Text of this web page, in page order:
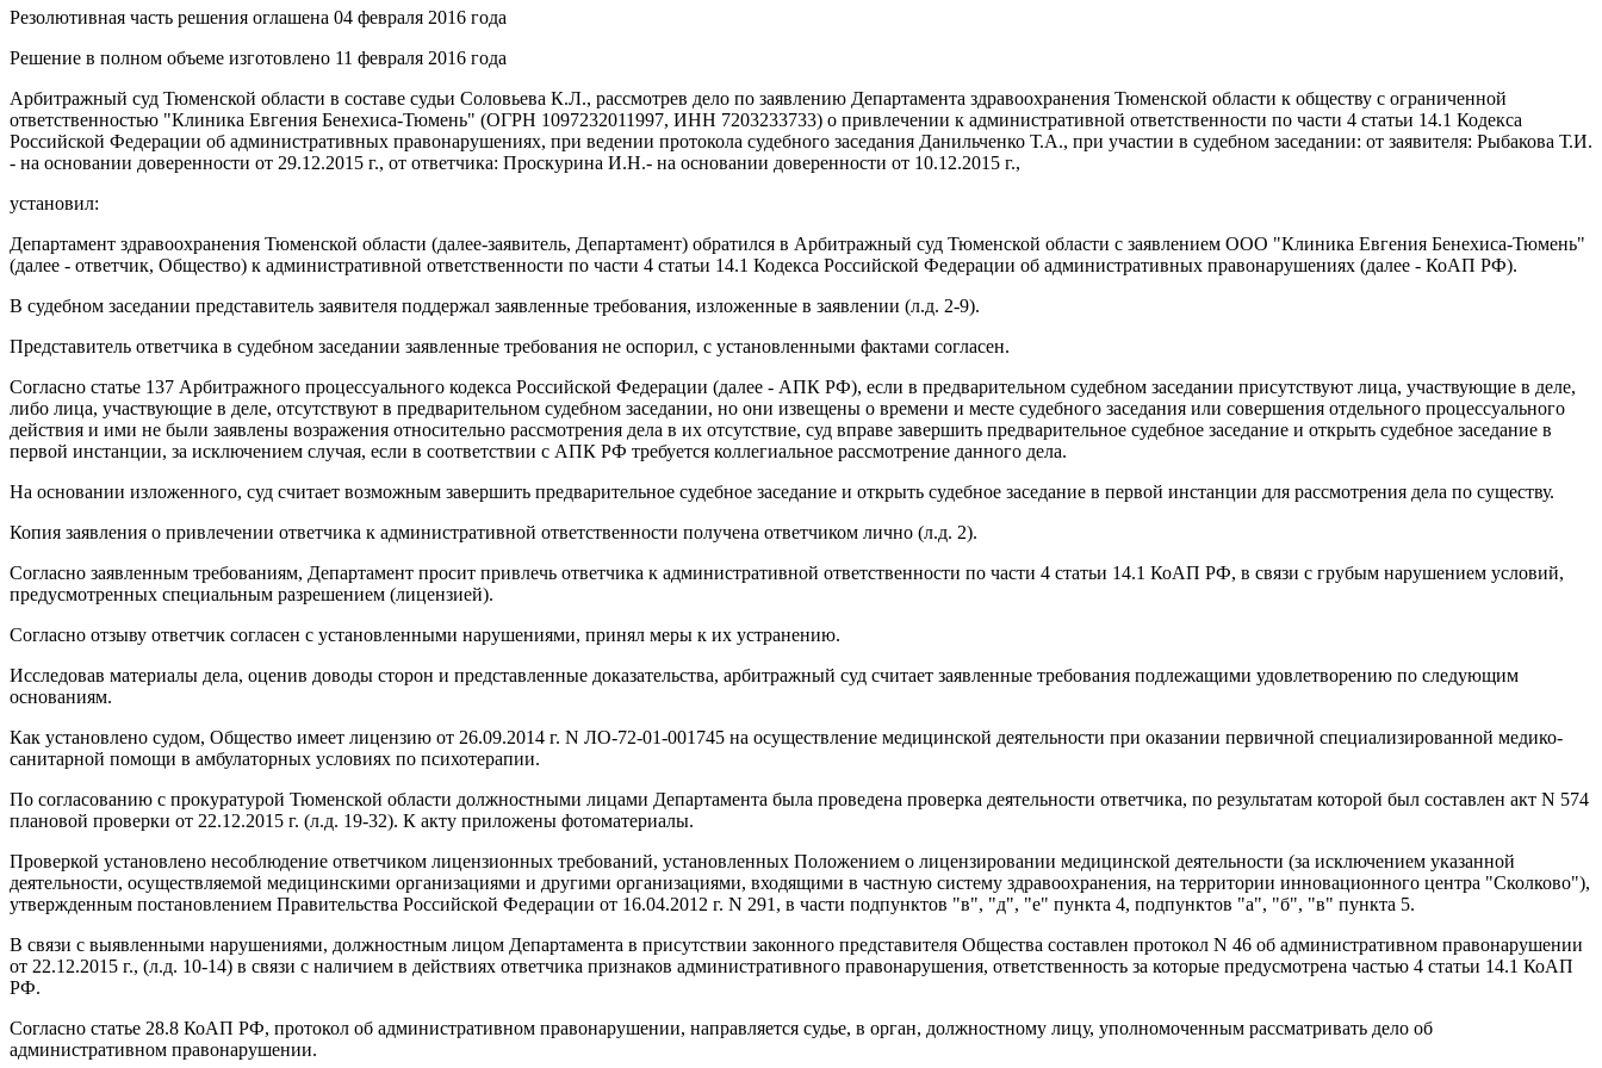
Резолютивная часть решения оглашена 04 февраля 2016 года
Решение в полном объеме изготовлено 11 февраля 2016 года
Арбитражный суд Тюменской области в составе судьи Соловьева К.Л., рассмотрев дело по заявлению Департамента здравоохранения Тюменской области к обществу с ограниченной
ответственностью "Клиника Евгения Бенехиса-Тюмень" (ОГРН 1097232011997, ИНН 7203233733) о привлечении к административной ответственности по части 4 статьи 14.1 Кодекса
Российской Федерации об административных правонарушениях, при ведении протокола судебного заседания Данильченко Т.А., при участии в судебном заседании: от заявителя: Рыбакова Т.И.
- на основании доверенности от 29.12.2015 г., от ответчика: Проскурина И.Н.- на основании доверенности от 10.12.2015 г.,
установил:
Департамент здравоохранения Тюменской области (далее-заявитель, Департамент) обратился в Арбитражный суд Тюменской области с заявлением ООО "Клиника Евгения Бенехиса-Тюмень"
(далее - ответчик, Общество) к административной ответственности по части 4 статьи 14.1 Кодекса Российской Федерации об административных правонарушениях (далее - КоАП РФ).
В судебном заседании представитель заявителя поддержал заявленные требования, изложенные в заявлении (л.д. 2-9).
Представитель ответчика в судебном заседании заявленные требования не оспорил, с установленными фактами согласен.
Согласно статье 137 Арбитражного процессуального кодекса Российской Федерации (далее - АПК РФ), если в предварительном судебном заседании присутствуют лица, участвующие в деле,
либо лица, участвующие в деле, отсутствуют в предварительном судебном заседании, но они извещены о времени и месте судебного заседания или совершения отдельного процессуального
действия и ими не были заявлены возражения относительно рассмотрения дела в их отсутствие, суд вправе завершить предварительное судебное заседание и открыть судебное заседание в
первой инстанции, за исключением случая, если в соответствии с АПК РФ требуется коллегиальное рассмотрение данного дела.
На основании изложенного, суд считает возможным завершить предварительное судебное заседание и открыть судебное заседание в первой инстанции для рассмотрения дела по существу.
Копия заявления о привлечении ответчика к административной ответственности получена ответчиком лично (л.д. 2).
Согласно заявленным требованиям, Департамент просит привлечь ответчика к административной ответственности по части 4 статьи 14.1 КоАП РФ, в связи с грубым нарушением условий,
предусмотренных специальным разрешением (лицензией).
Согласно отзыву ответчик согласен с установленными нарушениями, принял меры к их устранению.
Исследовав материалы дела, оценив доводы сторон и представленные доказательства, арбитражный суд считает заявленные требования подлежащими удовлетворению по следующим
основаниям.
Как установлено судом, Общество имеет лицензию от 26.09.2014 г. N ЛО-72-01-001745 на осуществление медицинской деятельности при оказании первичной специализированной медико-
санитарной помощи в амбулаторных условиях по психотерапии.
По согласованию с прокуратурой Тюменской области должностными лицами Департамента была проведена проверка деятельности ответчика, по результатам которой был составлен акт N 574
плановой проверки от 22.12.2015 г. (л.д. 19-32). К акту приложены фотоматериалы.
Проверкой установлено несоблюдение ответчиком лицензионных требований, установленных Положением о лицензировании медицинской деятельности (за исключением указанной
деятельности, осуществляемой медицинскими организациями и другими организациями, входящими в частную систему здравоохранения, на территории инновационного центра "Сколково"),
утвержденным постановлением Правительства Российской Федерации от 16.04.2012 г. N 291, в части подпунктов "в", "д", "е" пункта 4, подпунктов "а", "б", "в" пункта 5.
В связи с выявленными нарушениями, должностным лицом Департамента в присутствии законного представителя Общества составлен протокол N 46 об административном правонарушении
от 22.12.2015 г., (л.д. 10-14) в связи с наличием в действиях ответчика признаков административного правонарушения, ответственность за которые предусмотрена частью 4 статьи 14.1 КоАП
РФ.
Согласно статье 28.8 КоАП РФ, протокол об административном правонарушении, направляется судье, в орган, должностному лицу, уполномоченным рассматривать дело об
административном правонарушении.